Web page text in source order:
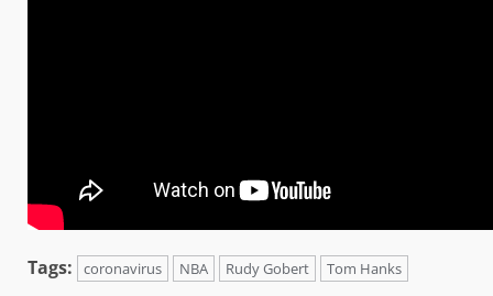
Tags: coronavirus NBA Rudy Gobert Tom Hanks